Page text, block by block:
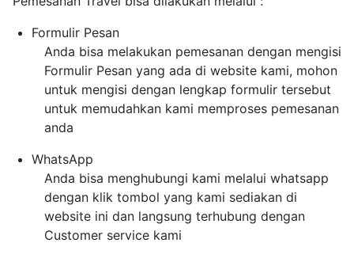
Formulir Pesan
Anda bisa melakukan pemesanan dengan mengisi
Formulir Pesan yang ada di website kami, mohon
untuk mengisi dengan lengkap formulir tersebut
untuk memudahkan kami memproses pemesanan
anda
WhatsApp
Anda bisa menghubungi kami melalui whatsapp
dengan klik tombol yang kami sediakan di
website ini dan langsung terhubung dengan
Customer service kami